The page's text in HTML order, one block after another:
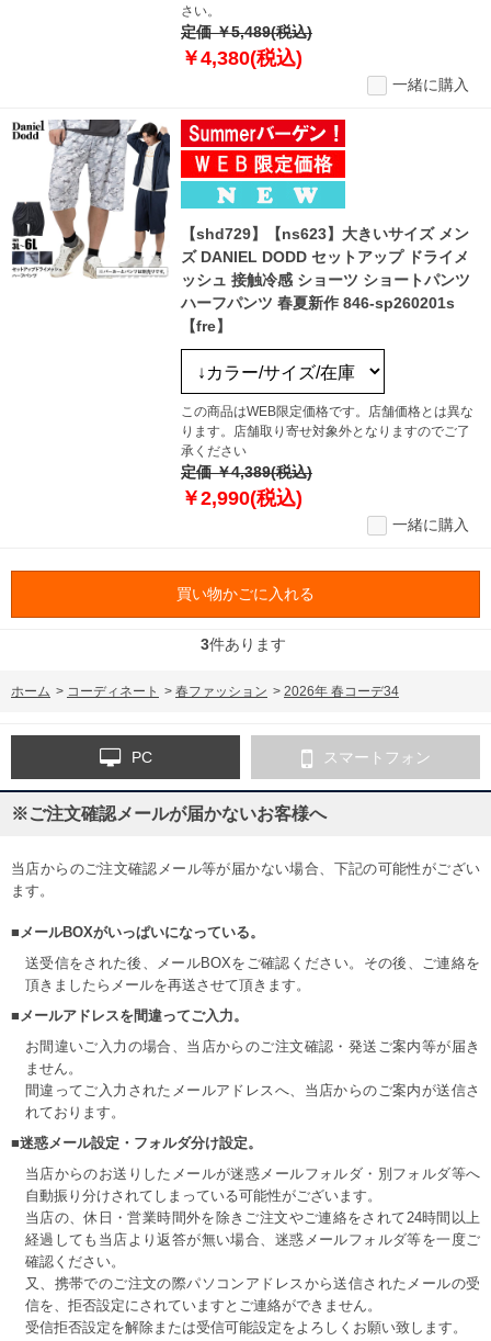
さい。
定価 ￥5,489(税込)
￥4,380(税込)
一緒に購入
【shd729】【ns623】大きいサイズ メン
ズ DANIEL DODD セットアップ ドライメ
ッシュ 接触冷感 ショーツ ショートパンツ
ハーフパンツ 春夏新作 846-sp260201s
【fre】
この商品はWEB限定価格です。店舗価格とは異な
ります。店舗取り寄せ対象外となりますのでご了
承ください
定価 ￥4,389(税込)
￥2,990(税込)
一緒に購入
買い物かごに入れる
3件あります
ホーム > コーディネート > 春ファッション > 2026年 春コーデ34
PC スマートフォン
※ご注文確認メールが届かないお客様へ
当店からのご注文確認メール等が届かない場合、下記の可能性がござい
ます。
■メールBOXがいっぱいになっている。
送受信をされた後、メールBOXをご確認ください。その後、ご連絡を
頂きましたらメールを再送させて頂きます。
■メールアドレスを間違ってご入力。
お間違いご入力の場合、当店からのご注文確認・発送ご案内等が届き
ません。
間違ってご入力されたメールアドレスへ、当店からのご案内が送信さ
れております。
■迷惑メール設定・フォルダ分け設定。
当店からのお送りしたメールが迷惑メールフォルダ・別フォルダ等へ
自動振り分けされてしまっている可能性がございます。
当店の、休日・営業時間外を除きご注文やご連絡をされて24時間以上
経過しても当店より返答が無い場合、迷惑メールフォルダ等を一度ご
確認ください。
又、携帯でのご注文の際パソコンアドレスから送信されたメールの受
信を、拒否設定にされていますとご連絡ができません。
受信拒否設定を解除または受信可能設定をよろしくお願い致します。